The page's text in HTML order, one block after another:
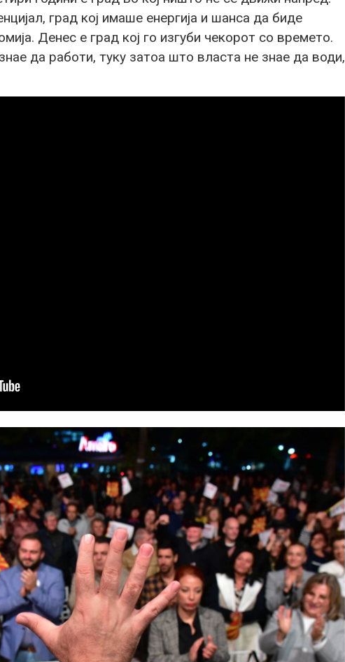
град кој имаше енергија и шанса да биде
Денес е град кој го изгуби чекорот со времето.
да работи, туку затоа што власта не знае да води,